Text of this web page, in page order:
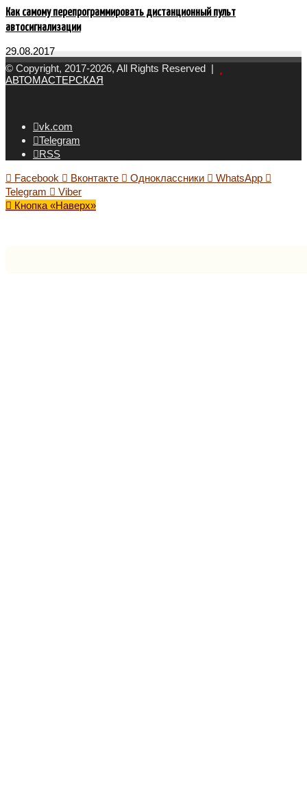
Как самому перепрограммировать дистанционный пульт
автосигнализации
29.08.2017
© Copyright, 2017-2026, All Rights Reserved |
АВТОМАСТЕРСКАЯ
vk.com
Telegram
RSS
Facebook Вконтакте Одноклассники
WhatsApp
Telegram
Viber
Кнопка «Наверх»